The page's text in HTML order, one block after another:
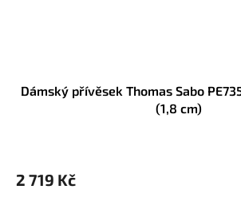
Dámský přívěsek Thomas Sabo
(1,8 cm)
2 719 Kč